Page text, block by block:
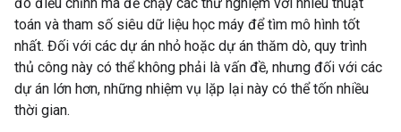
toán và tham số siêu dữ liệu học máy để tìm mô hình tốt
nhất. Đối với các dự án nhỏ hoặc dự án thăm dò, quy trình
thủ công này có thể không phải là vấn đề, nhưng đối với các
dự án lớn hơn, những nhiệm vụ lặp lại này có thể tốn nhiều
thời gian.